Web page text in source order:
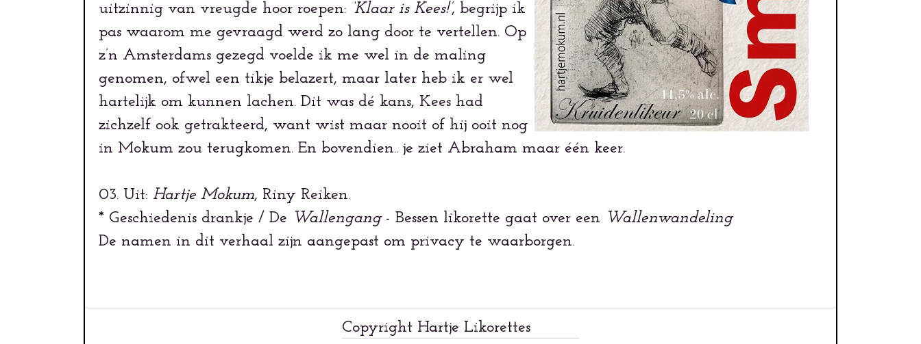
uitzinnig van vreugde hoor roepen: ‘Klaar is Kees!’, begrijp ik
pas waarom me gevraagd werd zo lang door te vertellen. Op
z’n Amsterdams gezegd voelde ik me wel in de maling
genomen, ofwel een tikje belazert, maar later heb ik er wel
hartelijk om kunnen lachen. Dit was dé kans, Kees had
zichzelf ook getrakteerd, want wist maar nooit of hij ooit nog
in Mokum zou terugkomen. En bovendien.. je ziet Abraham maar één keer.
03. Uit: Hartje Mokum, Riny Reiken.
* Geschiedenis drankje / De Wallengang- Bessen likorette gaat over een Wallenwandeling
De namen in dit verhaal zijn aangepast om privacy te waarborgen.
Copyright Hartje Likorettes